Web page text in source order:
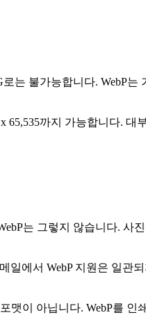
불가능합니다. WebP
65,535까지 가능합니다.
는 그렇지 않습니다. 사
에서 WebP 지원은 일관
맷이 아닙니다. WebP를 인